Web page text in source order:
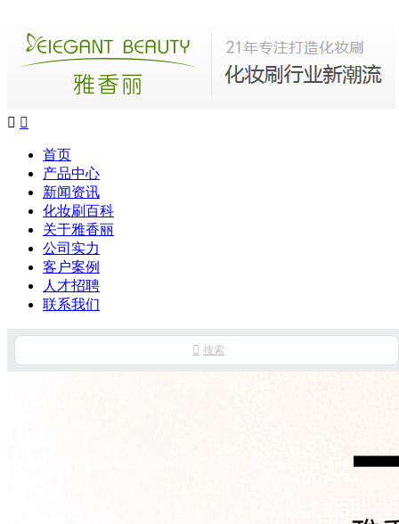
 
首页
产品中心
新闻资讯
化妆刷百科
关于雅香丽
公司实力
客户案例
人才招聘
联系我们
 搜索